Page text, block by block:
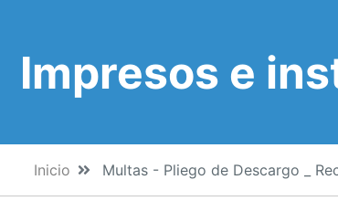
Impresos e
Inicio Multas - Pliego de Descargo _